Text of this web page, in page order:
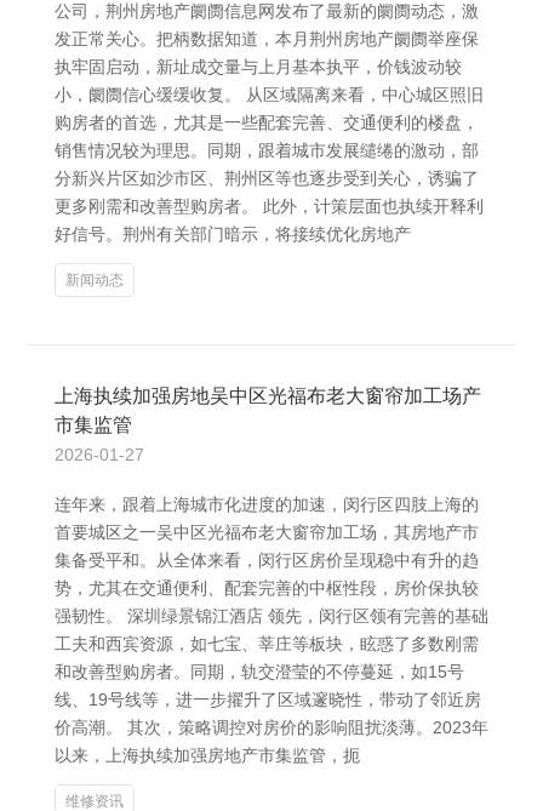
公司，荆州房地产阛阓信息网发布了最新的阛阓动态，激
发正常关心。把柄数据知道，本月荆州房地产阛阓举座保
执牢固启动，新址成交量与上月基本执平，价钱波动较
小，阛阓信心缓缓收复。 从区域隔离来看，中心城区照旧
购房者的首选，尤其是一些配套完善、交通便利的楼盘，
销售情况较为理思。同期，跟着城市发展缱绻的激动，部
分新兴片区如沙市区、荆州区等也逐步受到关心，诱骗了
更多刚需和改善型购房者。 此外，计策层面也执续开释利
好信号。荆州有关部门暗示，将接续优化房地产
新闻动态
上海执续加强房地吴中区光福布老大窗帘加工场产
市集监管
2026-01-27
连年来，跟着上海城市化进度的加速，闵行区四肢上海的
首要城区之一吴中区光福布老大窗帘加工场，其房地产市
集备受平和。从全体来看，闵行区房价呈现稳中有升的趋
势，尤其在交通便利、配套完善的中枢性段，房价保执较
强韧性。 深圳绿景锦江酒店 领先，闵行区领有完善的基础
工夫和西宾资源，如七宝、莘庄等板块，眩惑了多数刚需
和改善型购房者。同期，轨交澄莹的不停蔓延，如15号
线、19号线等，进一步擢升了区域邃晓性，带动了邻近房
价高潮。 其次，策略调控对房价的影响阻扰淡薄。2023年
以来，上海执续加强房地产市集监管，扼
维修资讯